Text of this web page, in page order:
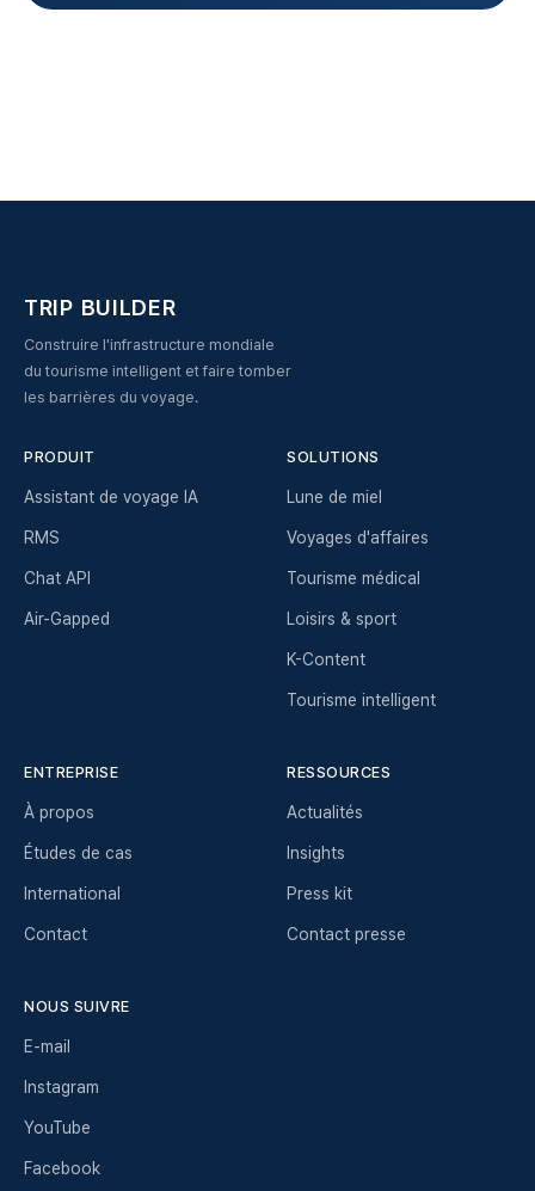
TRIP BUILDER
Construire l'infrastructure mondiale
du tourisme intelligent et faire tomber
les barrières du voyage.
PRODUIT
Assistant de voyage IA
RMS
Chat API
Air-Gapped
SOLUTIONS
Lune de miel
Voyages d'affaires
Tourisme médical
Loisirs & sport
K-Content
Tourisme intelligent
ENTREPRISE
À propos
Études de cas
International
Contact
RESSOURCES
Actualités
Insights
Press kit
Contact presse
NOUS SUIVRE
E-mail
Instagram
YouTube
Facebook